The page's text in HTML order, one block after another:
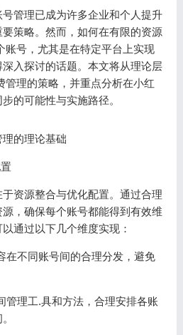
管理已成为许多企业和个人提升
策略。然而，如何在有限的资源
账号，尤其是在特定平台上实现
入探讨的话题。本文将从理论层
管理的策略，并重点分析在小红
的可能性与实施路径。
的理论基础
源整合与优化配置。通过合理
，确保每个账号都能得到有效维
通过以下几个维度实现：
不同账号间的合理分发，避免
理工.具和方法，合理安排各账